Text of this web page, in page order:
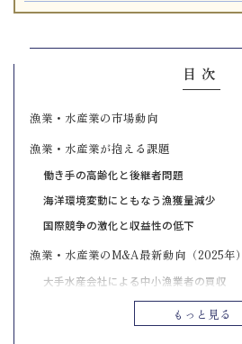
目次
もっと見る
漁業・水産業の市場動向
漁業・水産業が抱える課題
働き手の高齢化と後継者問題
海洋環境変動にともなう漁獲量減少
国際競争の激化と収益性の低下
漁業・水産業のM&A最新動向（2025年）
大手水産会社による中小漁業者の買収
異業種からの参入と垂直統合